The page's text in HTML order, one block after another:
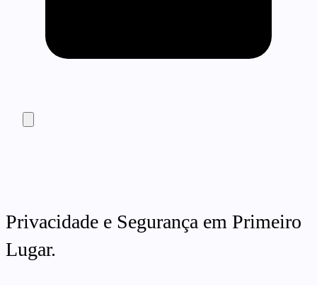
Privacidade e Segurança em Primeiro
Lugar.